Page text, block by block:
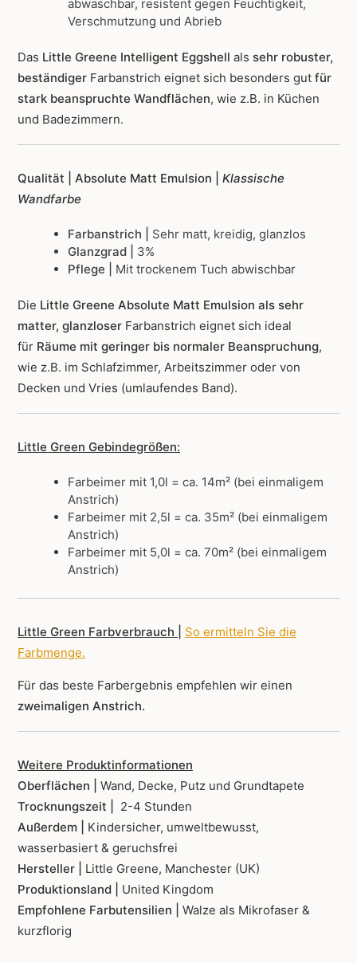
abwaschbar, resistent gegen Feuchtigkeit,
Verschmutzung und Abrieb
Das Little Greene Intelligent Eggshell als sehr robuster,
beständiger Farbanstrich eignet sich besonders gut für
stark beanspruchte Wandflächen, wie z.B. in Küchen
und Badezimmern.
Qualität | Absolute Matt Emulsion | Klassische
Wandfarbe
Farbanstrich | Sehr matt, kreidig, glanzlos
Glanzgrad | 3%
Pflege | Mit trockenem Tuch abwischbar
Die Little Greene Absolute Matt Emulsion als sehr
matter, glanzloser Farbanstrich eignet sich ideal
für Räume mit geringer bis normaler Beanspruchung,
wie z.B. im Schlafzimmer, Arbeitszimmer oder von
Decken und Vries (umlaufendes Band).
Little Green Gebindegrößen:
Farbeimer mit 1,0l = ca. 14m² (bei einmaligem
Anstrich)
Farbeimer mit 2,5l = ca. 35m² (bei einmaligem
Anstrich)
Farbeimer mit 5,0l = ca. 70m² (bei einmaligem
Anstrich)
Little Green Farbverbrauch |
So ermitteln Sie die
Farbmenge.
Für das beste Farbergebnis empfehlen wir einen
zweimaligen Anstrich.
Weitere Produktinformationen
Oberflächen | Wand, Decke, Putz und Grundtapete
Trocknungszeit |
2-4 Stunden
Außerdem | Kindersicher, umweltbewusst,
wasserbasiert & geruchsfrei
Hersteller | Little Greene, Manchester (UK)
Produktionsland | United Kingdom
Empfohlene Farbutensilien | Walze als Mikrofaser &
kurzflorig